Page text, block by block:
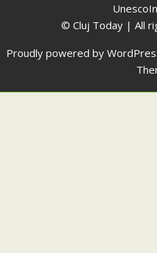
© Cluj Today | All
Proudly powered by